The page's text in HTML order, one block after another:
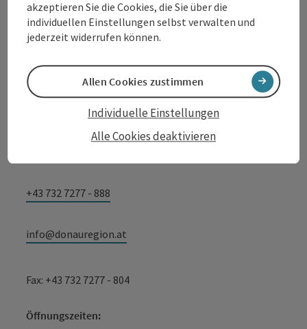
Tourismusverband Donauregion
Oberösterreich
WGD Donau Oberösterreich Tourismus
Lindengasse 9
+43 732 7277 - 888
info@donauregion.at
Fax: +43 732 7277 - 804
Öffnungszeiten:
akzeptieren Sie die Cookies, die Sie über die
individuellen Einstellungen selbst verwalten und
jederzeit widerrufen können.
Alle Cookies deaktivieren
Individuelle Einstellungen
Allen Cookies zustimmen